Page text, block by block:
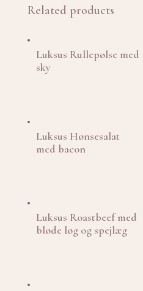
Related products
Luksus Rullepølse med
sky
Luksus Hønsesalat
med bacon
Luksus Roastbeef med
bløde løg og spejlæg